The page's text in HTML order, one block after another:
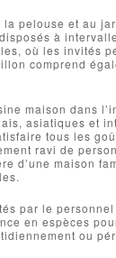
pelouse et au
à
où les invités
comprend
maison dans
asiatiques et
tous les
ravi de
d’une maison
par le
en espèces
ou